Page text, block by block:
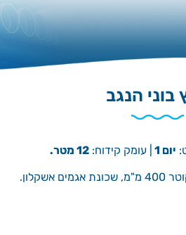
בוני הנגב
יום 1 | עומק קידוח:12 מטר.